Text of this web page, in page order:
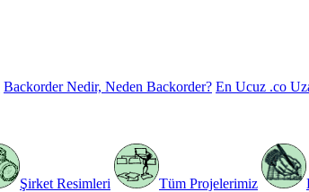
Backorder Nedir, Neden Backorder? En Ucuz .co
Şirket Resimleri Tüm Projelerimiz